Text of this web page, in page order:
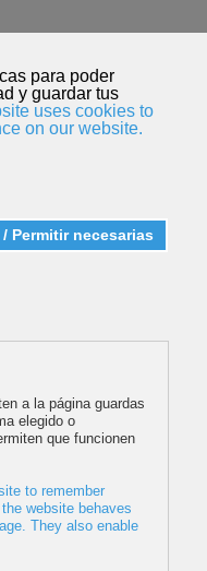
Buscar
a la llamada del
del cine de